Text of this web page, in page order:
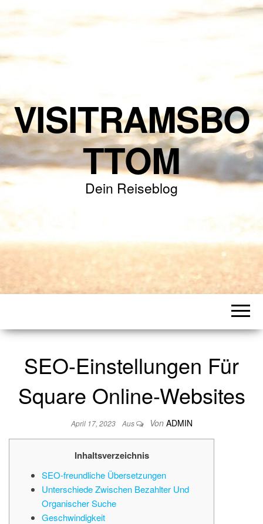
VISITRAMSBO
TTOM
Dein Reiseblog
SEO-Einstellungen Für
Square Online-Websites
April 17, 2023 Aus Von ADMIN
Inhaltsverzeichnis
SEO-freundliche Übersetzungen
Unterschiede Zwischen Bezahlter Und
Organischer Suche
Geschwindigkeit